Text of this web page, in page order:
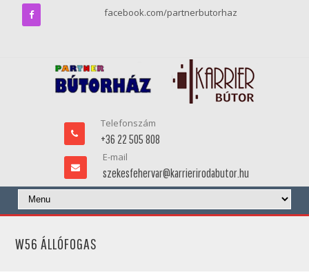
facebook.com/partnerbutorhaz
Telefonszám
+36 22 505 808
E-mail
szekesfehervar@karrierirodabutor.hu
W56 ÁLLÓFOGAS